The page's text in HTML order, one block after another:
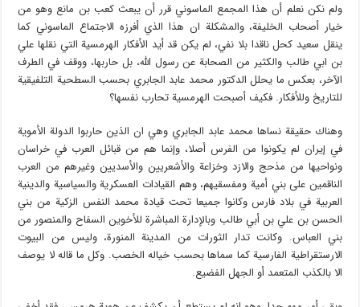
ولم نكن نعلم أن هذا المجمع الماسوني قرر أن يبعث كعب بن مانع وهو من
خيار أصحاب الخليفة، والمشكلة ان هذا الذي أفرزه الاجتماع الماسوني كما
ينقل سعيد كحل ناقدا بلا نفي، لم يكن قد أيد الأفكار الهرمسية التي نقلها علي
بن ابي طالب والكثير من الصحابة عن رسول الله، بل حاربها، ووقف في الطرف
الآخر، بعكس ما يحلل الدكتور محمد عابد الجابري بحسب السطحية التلفيقية
للتاريخ وللأفكار. فكيف أصبحت الهرمسية تحارب نفسها؟
وهناك حقيقة نساها محمد عابد الجابري وهي ان الذين حاربوا الدولة الأموية
في إيران لم يكونوا من الفرس أصلا، وإنما هم من قبائل العرب في خراسان
ونواحيها من مذحج والازد وخزاعة والأشعريين والأسديين وغيرهم من العرب
الناقمين على بني أمية ومفسقيهم، وهم القيادات العسكرية والسياسية والدينية
العربية في بلاد فارس وكانوا جميعا تحت قيادة محمد النفس الزكية من بني
الحسن بن علي بن أبي طالب وبالإدارة المباشرة للأخوين السفاح والمنصور من
بني العباس. وكانت تدار الثورات من المدينة المنورة، وليس من البيوت
الارستقراطية الفارسية كما سماها بحسب خياله الخصب. وكل ما قاله لا يوصف
الا بالكذب المتعمد أو الجهل الفضيع.